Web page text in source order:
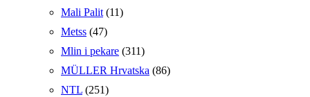
Mali Palit (11)
Metss (47)
Mlin i pekare (311)
MÜLLER Hrvatska (86)
NTL (251)